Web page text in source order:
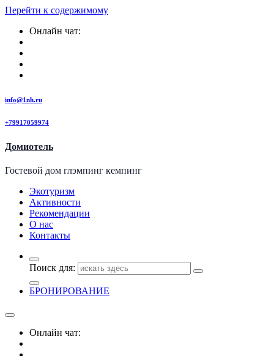
Перейти к содержимому
Онлайн чат:
info@1nh.ru
+79917059974
Домиотель
Гостевой дом глэмпинг кемпинг
Экотуризм
Активности
Рекомендации
О нас
Контакты
Поиск для:
БРОНИРОВАНИЕ
Онлайн чат: